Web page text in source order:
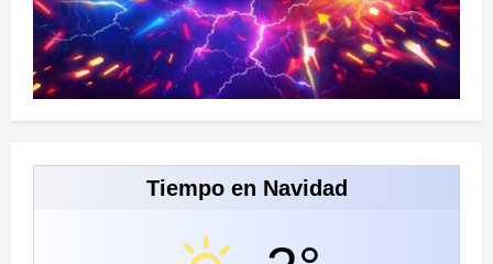
Tiempo en Navidad